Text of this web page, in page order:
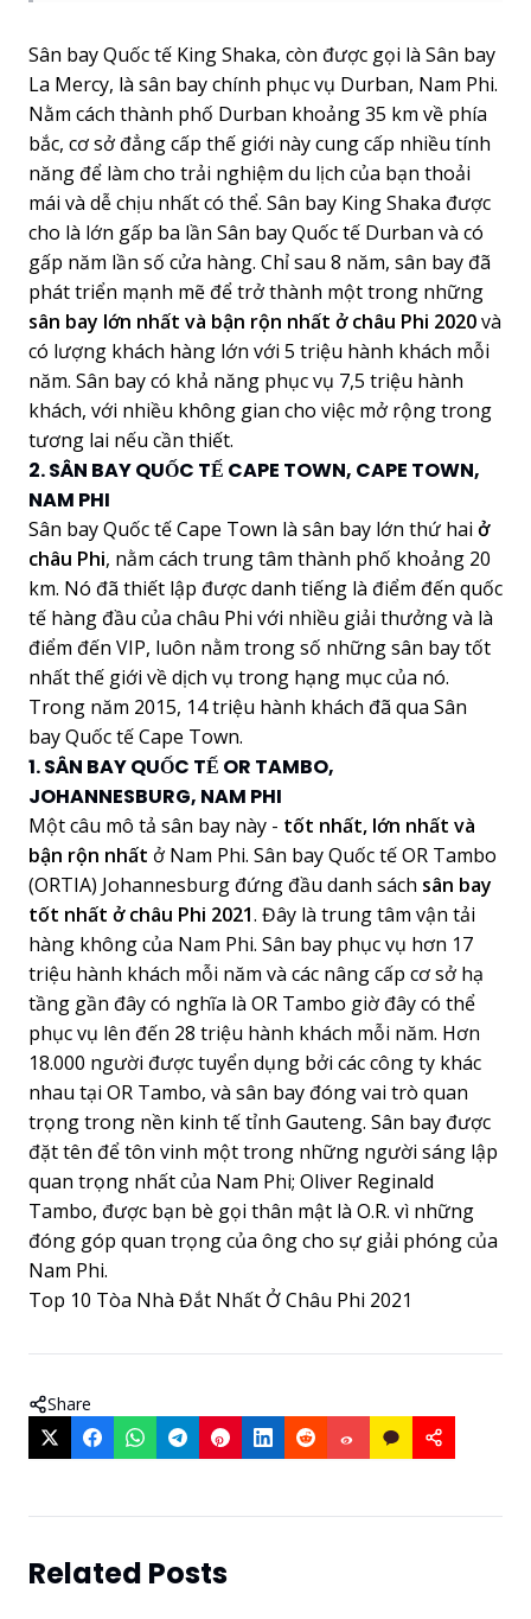
Sân bay Quốc tế King Shaka, còn được gọi là Sân bay
La Mercy, là sân bay chính phục vụ Durban, Nam Phi.
Nằm cách thành phố Durban khoảng 35 km về phía
bắc, cơ sở đẳng cấp thế giới này cung cấp nhiều tính
năng để làm cho trải nghiệm du lịch của bạn thoải
mái và dễ chịu nhất có thể. Sân bay King Shaka được
cho là lớn gấp ba lần Sân bay Quốc tế Durban và có
gấp năm lần số cửa hàng. Chỉ sau 8 năm, sân bay đã
phát triển mạnh mẽ để trở thành một trong những
sân bay lớn nhất và bận rộn nhất ở châu Phi 2020và
có lượng khách hàng lớn với 5 triệu hành khách mỗi
năm. Sân bay có khả năng phục vụ 7,5 triệu hành
khách, với nhiều không gian cho việc mở rộng trong
tương lai nếu cần thiết.
2. SÂN BAY QUỐC TẾ CAPE TOWN, CAPE TOWN,
NAM PHI
Sân bay Quốc tế Cape Town là sân bay lớn thứ hai ở
châu Phi, nằm cách trung tâm thành phố khoảng 20
km. Nó đã thiết lập được danh tiếng là điểm đến quốc
tế hàng đầu của châu Phi với nhiều giải thưởng và là
điểm đến VIP, luôn nằm trong số những sân bay tốt
nhất thế giới về dịch vụ trong hạng mục của nó.
Trong năm 2015, 14 triệu hành khách đã qua Sân
bay Quốc tế Cape Town.
1. SÂN BAY QUỐC TẾ OR TAMBO,
JOHANNESBURG, NAM PHI
Một câu mô tả sân bay này - tốt nhất, lớn nhất và
bận rộn nhất ở Nam Phi. Sân bay Quốc tế OR Tambo
(ORTIA) Johannesburg đứng đầu danh sách sân bay
tốt nhất ở châu Phi 2021. Đây là trung tâm vận tải
hàng không của Nam Phi. Sân bay phục vụ hơn 17
triệu hành khách mỗi năm và các nâng cấp cơ sở hạ
tầng gần đây có nghĩa là OR Tambo giờ đây có thể
phục vụ lên đến 28 triệu hành khách mỗi năm. Hơn
18.000 người được tuyển dụng bởi các công ty khác
nhau tại OR Tambo, và sân bay đóng vai trò quan
trọng trong nền kinh tế tỉnh Gauteng. Sân bay được
đặt tên để tôn vinh một trong những người sáng lập
quan trọng nhất của Nam Phi; Oliver Reginald
Tambo, được bạn bè gọi thân mật là O.R. vì những
đóng góp quan trọng của ông cho sự giải phóng của
Nam Phi.
Top 10 Tòa Nhà Đắt Nhất Ở Châu Phi 2021
Share
Related Posts